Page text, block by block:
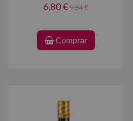
6,80 €9,84 €
Comprar